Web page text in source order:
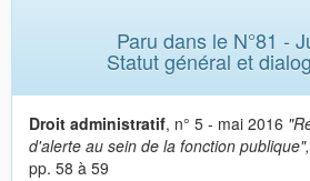
Paru dans le N°81 -
Statut général et
Droit administratif, n° 5 - mai 2016
d'alerte au sein de la fonction publique",
pp. 58 à 59